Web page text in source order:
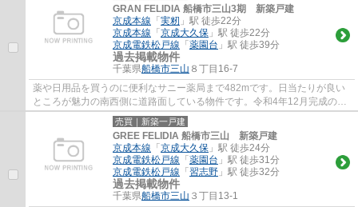
GRAN FELIDIA 船橋市三山3期 新築戸建
京成本線 「 実籾 」駅 徒歩22分
京成本線 「 京成大久保 」駅 徒歩22分
京成電鉄松戸線 「 薬園台 」駅 徒歩39分
過去掲載物件
千葉県船橋市三山 ８丁目16-7
薬や日用品を買うのに便利なサニー薬局まで482mです。日当たりが良い
ところが魅力の南西側に道路面している物件です。令和4年12月完成の新
築物件。綺麗で清潔感のある室内が新築戸建て...
売買｜新築一戸建
GREE FELIDIA 船橋市三山 新築戸建
京成本線 「 京成大久保 」駅 徒歩24分
京成電鉄松戸線 「 薬園台 」駅 徒歩31分
京成電鉄松戸線 「 習志野 」駅 徒歩32分
過去掲載物件
千葉県船橋市三山 ３丁目13-1